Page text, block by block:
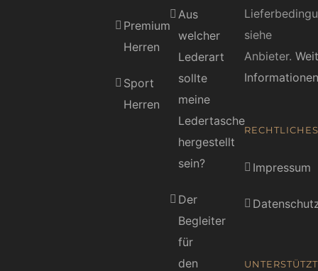
Premium
Herren
Sport
Herren
Aus
welcher
Lederart
sollte
meine
Ledertasche
hergestellt
sein?
Der
Begleiter
für
den
siehe
Anbieter.
Informationen
RECHTLICHES
Impressum
UNTERSTÜTZT